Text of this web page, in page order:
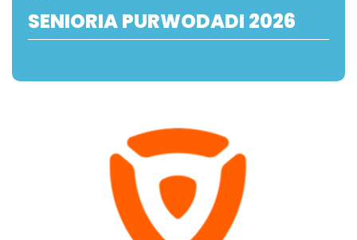
SENIORIA PURWODADI 2026